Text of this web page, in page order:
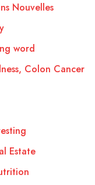
Nouvelles
word
Colon Cancer
Estate